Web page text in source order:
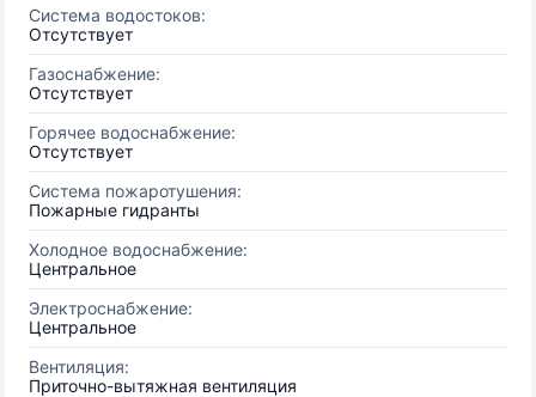
Система водостоков:
Отсутствует
Газоснабжение:
Отсутствует
Горячее водоснабжение:
Отсутствует
Система пожаротушения:
Пожарные гидранты
Холодное водоснабжение:
Центральное
Электроснабжение:
Центральное
Вентиляция:
Приточно-вытяжная вентиляция